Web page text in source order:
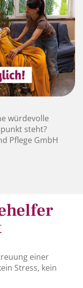
würdevolle
steht?
Pflege GmbH
einer
Stress, kein